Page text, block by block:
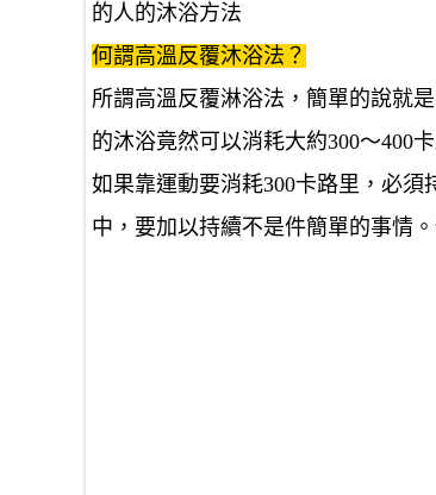
的人的沐浴方法
何謂高溫反覆沐浴法？
所謂高溫反覆淋浴法，簡單的說就
的沐浴竟然可以消耗大約300～400卡
如果靠運動要消耗300卡路里，必
中，要加以持續不是件簡單的事情